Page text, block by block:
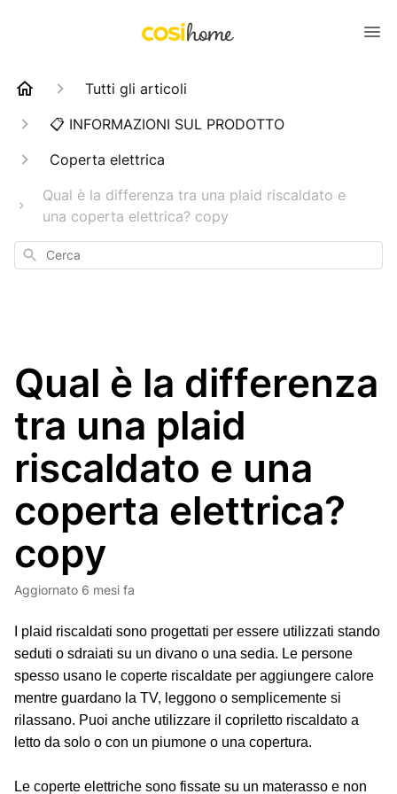
Tutti gli articoli
📋 INFORMAZIONI SUL PRODOTTO
Coperta elettrica
Qual è la differenza tra una plaid riscaldato e
una coperta elettrica? copy
Cerca
Qual è la differenza
tra una plaid
riscaldato e una
coperta elettrica?
copy
Aggiornato 6 mesi fa
plaid riscaldati sono progettati per essere utilizzati stando
seduti o sdraiati su un divano o una sedia. Le persone
spesso usano le coperte riscaldate per aggiungere calore
mentre guardano la TV, leggono o semplicemente si
rilassano. Puoi anche utilizzare il copriletto riscaldato a
letto da solo o con un piumone o una copertura.
Le coperte elettriche sono fissate su un materasso e non